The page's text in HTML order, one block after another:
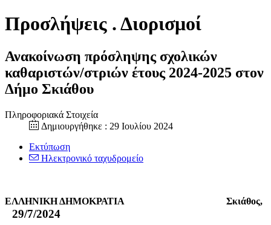
Προσλήψεις . Διορισμοί
Ανακοίνωση πρόσληψης σχολικών
καθαριστών/στριών έτους 2024-2025 στον
Δήμο Σκιάθου
Πληροφοριακά Στοιχεία
Δημιουργήθηκε : 29 Ιουλίου 2024
Εκτύπωση
Ηλεκτρονικό ταχυδρομείο
ΕΛΛΗΝΙΚΗ ΔΗΜΟΚΡΑΤΙΑ Σκιάθος,
29/7/2024